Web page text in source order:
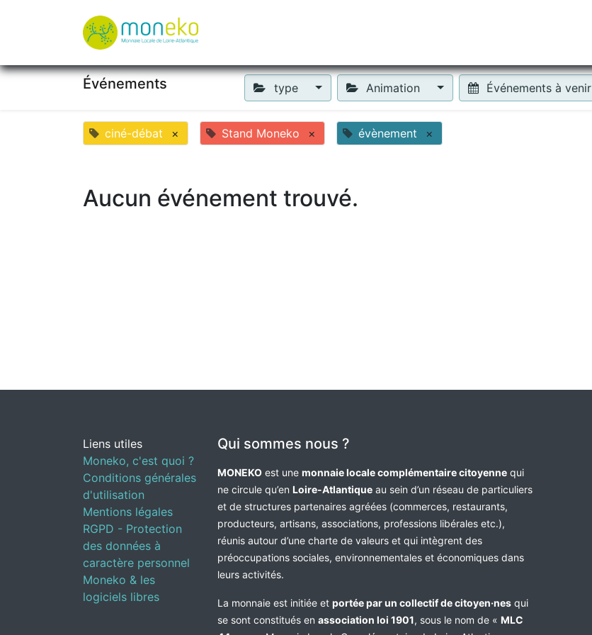
Événements type Animation Événements à venir
ciné-débat × Stand Moneko × évènement ×
Aucun événement trouvé.
Liens utiles
Moneko, c'est quoi ?
Conditions générales
d'utilisation
Mentions légales
RGPD - Protection
des données à
caractère personnel
Moneko & les
logiciels libres
Qui sommes nous ?
MONEKO est une monnaie locale complémentaire citoyenne qui
ne circule qu’en Loire-Atlantique au sein d’un réseau de particuliers
et de structures partenaires agréées (commerces, restaurants,
producteurs, artisans, associations, professions libérales etc.),
réunis autour d’une charte de valeurs et qui intègrent des
préoccupations sociales, environnementales et économiques dans
leurs activités.
La monnaie est initiée et portée par un collectif de citoyen·nes qui
se sont constitués en association loi 1901, sous le nom de « MLC